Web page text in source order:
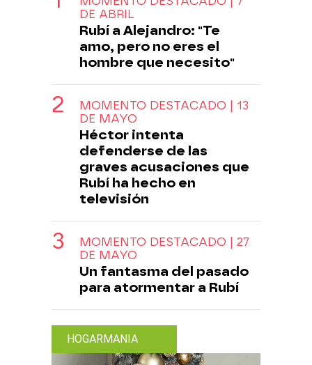
DE ABRIL
Rubí a Alejandro: "Te
amo, pero no eres el
hombre que necesito"
MOMENTO DESTACADO | 13
DE MAYO
Héctor intenta
defenderse de las
graves acusaciones que
Rubí ha hecho en
televisión
MOMENTO DESTACADO | 27
DE MAYO
Un fantasma del pasado
para atormentar a Rubí
HOGARMANIA